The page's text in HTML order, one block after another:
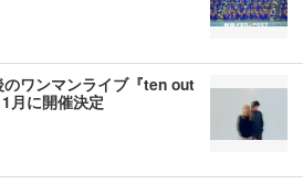
ワンマンライブ『ten out
月に開催決定